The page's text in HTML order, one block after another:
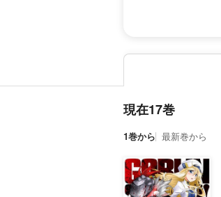
現在17巻
1巻から 最新巻から